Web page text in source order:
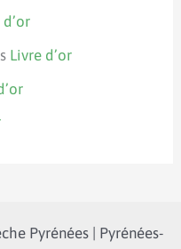
Livre d’or
Pyrénées | Pyrénées-